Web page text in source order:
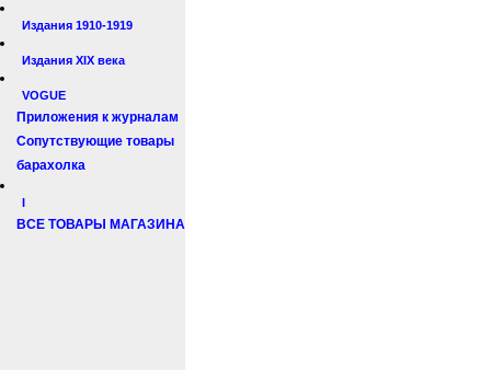
Издания 1910-1919
Издания XIX века
VOGUE
Приложения к журналам
Сопутствующие товары
барахолка
I
ВСЕ ТОВАРЫ МАГАЗИНА